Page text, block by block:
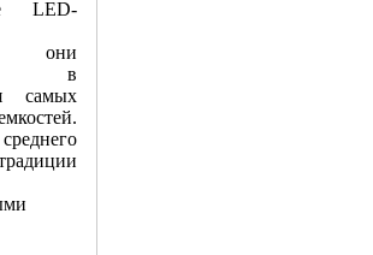
LED-
они
в
самых